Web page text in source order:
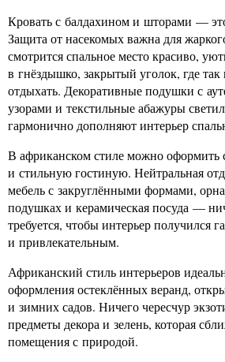
Кровать с балдахином и шторами —
Защита от насекомых важна для
смотрится спальное место красиво,
в гнёздышко, закрытый уголок, где так
отдыхать. Декоративные подушки с
узорами и текстильные абажуры
гармонично дополняют интерьер
В африканском стиле можно оформить
и стильную гостиную. Нейтральная
мебель с закруглёнными формами,
подушках и керамическая посуда —
требуется, чтобы интерьер получился
и привлекательным.
Африканский стиль интерьеров
оформления остеклённых веранд,
и зимних садов. Ничего чересчур
предметы декора и зелень, которая
помещения с природой.